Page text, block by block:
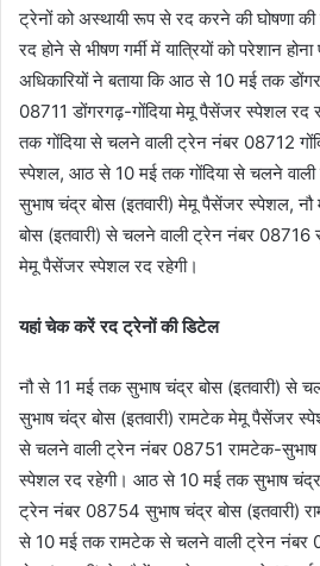
ट्रेनों को अस्थायी रूप से रद करने की घोषणा
रद होने से भीषण गर्मी में यात्रियों को परेशान
अधिकारियों ने बताया कि आठ से 10 मई तक
08711 डोंगरगढ़-गोंदिया मेमू पैसेंजर स्पेशल रद
तक गोंदिया से चलने वाली ट्रेन नंबर 08712
स्पेशल, आठ से 10 मई तक गोंदिया से चलने वाली
सुभाष चंद्र बोस (इतवारी) मेमू पैसेंजर स्पेशल,
बोस (इतवारी) से चलने वाली ट्रेन नंबर 08716
मेमू पैसेंजर स्पेशल रद रहेगी।
यहां चेक करें रद ट्रेनों की डिटेल
नौ से 11 मई तक सुभाष चंद्र बोस (इतवारी) से
सुभाष चंद्र बोस (इतवारी) रामटेक मेमू पैसेंजर
से चलने वाली ट्रेन नंबर 08751 रामटेक-सुभाष
स्पेशल रद रहेगी। आठ से 10 मई तक सुभाष चंद्र
ट्रेन नंबर 08754 सुभाष चंद्र बोस (इतवारी)
से 10 मई तक रामटेक से चलने वाली ट्रेन नंबर